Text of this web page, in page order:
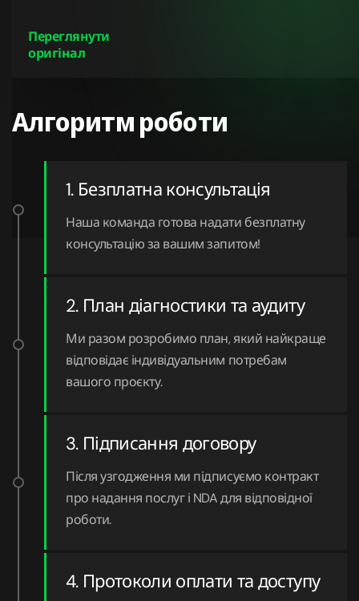
Переглянути
оригінал
Алгоритм роботи
1. Безплатна консультація
Наша команда готова надати безплатну
консультацію за вашим запитом!
2. План діагностики та аудиту
Ми разом розробимо план, який найкраще
відповідає індивідуальним потребам
вашого проєкту.
3. Підписання договору
Після узгодження ми підписуємо контракт
про надання послуг і NDA для відповідної
роботи.
4. Протоколи оплати та доступу